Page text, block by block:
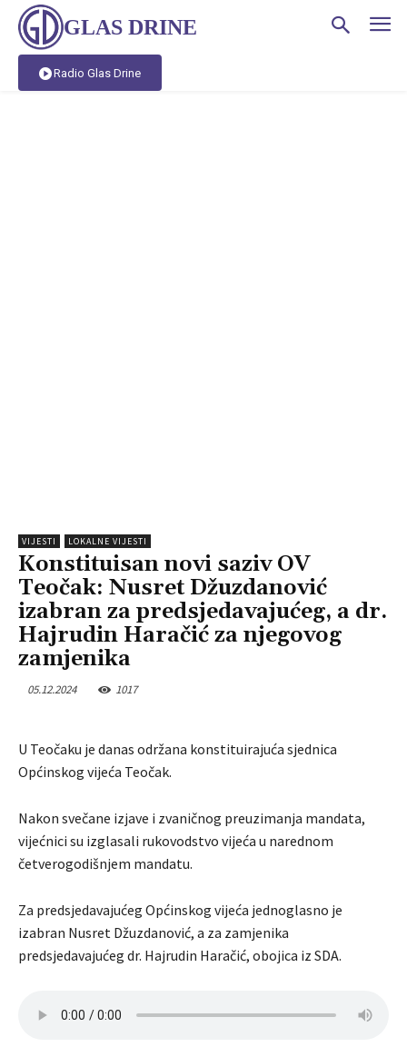
GLAS DRINE
Radio Glas Drine
VIJESTI LOKALNE VIJESTI
Konstituisan novi saziv OV
Teočak: Nusret Džuzdanović
izabran za predsjedavajućeg, a dr.
Hajrudin Haračić za njegovog
zamjenika
05.12.2024 1017
U Teočaku je danas održana konstituirajuća sjednica
Općinskog vijeća Teočak.
Nakon svečane izjave i zvaničnog preuzimanja mandata,
vijećnici su izglasali rukovodstvo vijeća u narednom
četverogodišnjem mandatu.
Za predsjedavajućeg Općinskog vijeća jednoglasno je
izabran Nusret Džuzdanović, a za zamjenika
predsjedavajućeg dr. Hajrudin Haračić, obojica iz SDA.